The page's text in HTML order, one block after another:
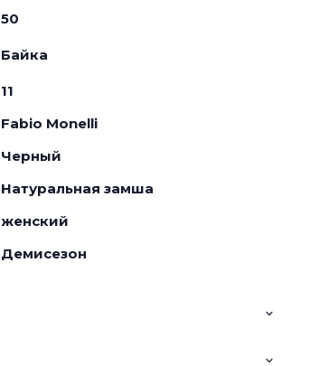
50
Байка
11
Fabio Monelli
Черный
Натуральная замша
женский
Демисезон